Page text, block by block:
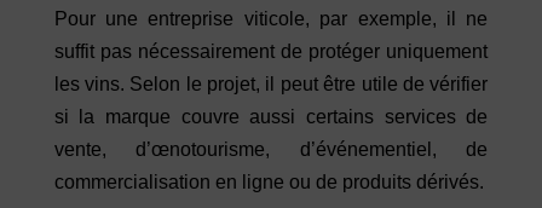
Pour une entreprise viticole, par exemple, il ne
suffit pas nécessairement de protéger uniquement
les vins. Selon le projet, il peut être utile de vérifier
si la marque couvre aussi certains services de
vente, d’œnotourisme, d’événementiel, de
commercialisation en ligne ou de produits dérivés.